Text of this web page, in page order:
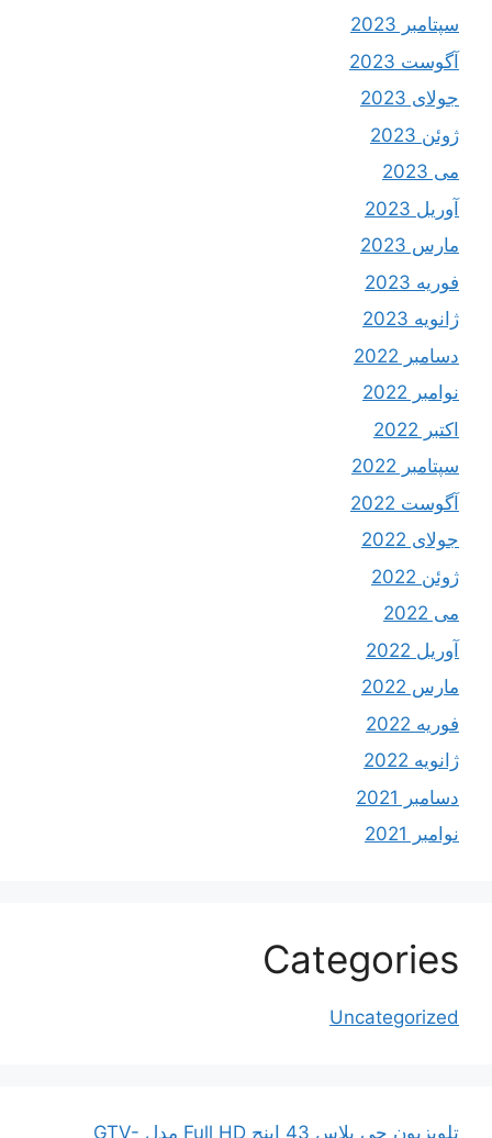
سپتامبر 2023
آگوست 2023
جولای 2023
ژوئن 2023
می 2023
آوریل 2023
مارس 2023
فوریه 2023
ژانویه 2023
دسامبر 2022
نوامبر 2022
اکتبر 2022
سپتامبر 2022
آگوست 2022
جولای 2022
ژوئن 2022
می 2022
آوریل 2022
مارس 2022
فوریه 2022
ژانویه 2022
دسامبر 2021
نوامبر 2021
Categories
Uncategorized
تلویزیون جی پلاس 43 اینچ Full HD مدل GTV-